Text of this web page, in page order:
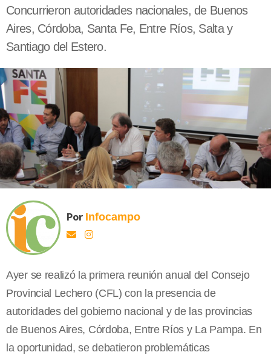
Concurrieron autoridades nacionales, de Buenos
Aires, Córdoba, Santa Fe, Entre Ríos, Salta y
Santiago del Estero.
Por Infocampo
Ayer se realizó la primera reunión anual del Consejo
Provincial Lechero (CFL) con la presencia de
autoridades del gobierno nacional y de las provincias
de Buenos Aires, Córdoba, Entre Ríos y La Pampa. En
la oportunidad, se debatieron problemáticas